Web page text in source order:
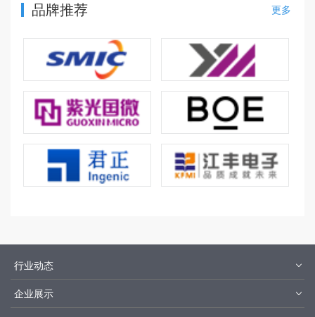
品牌推荐 更多
行业动态
企业展示